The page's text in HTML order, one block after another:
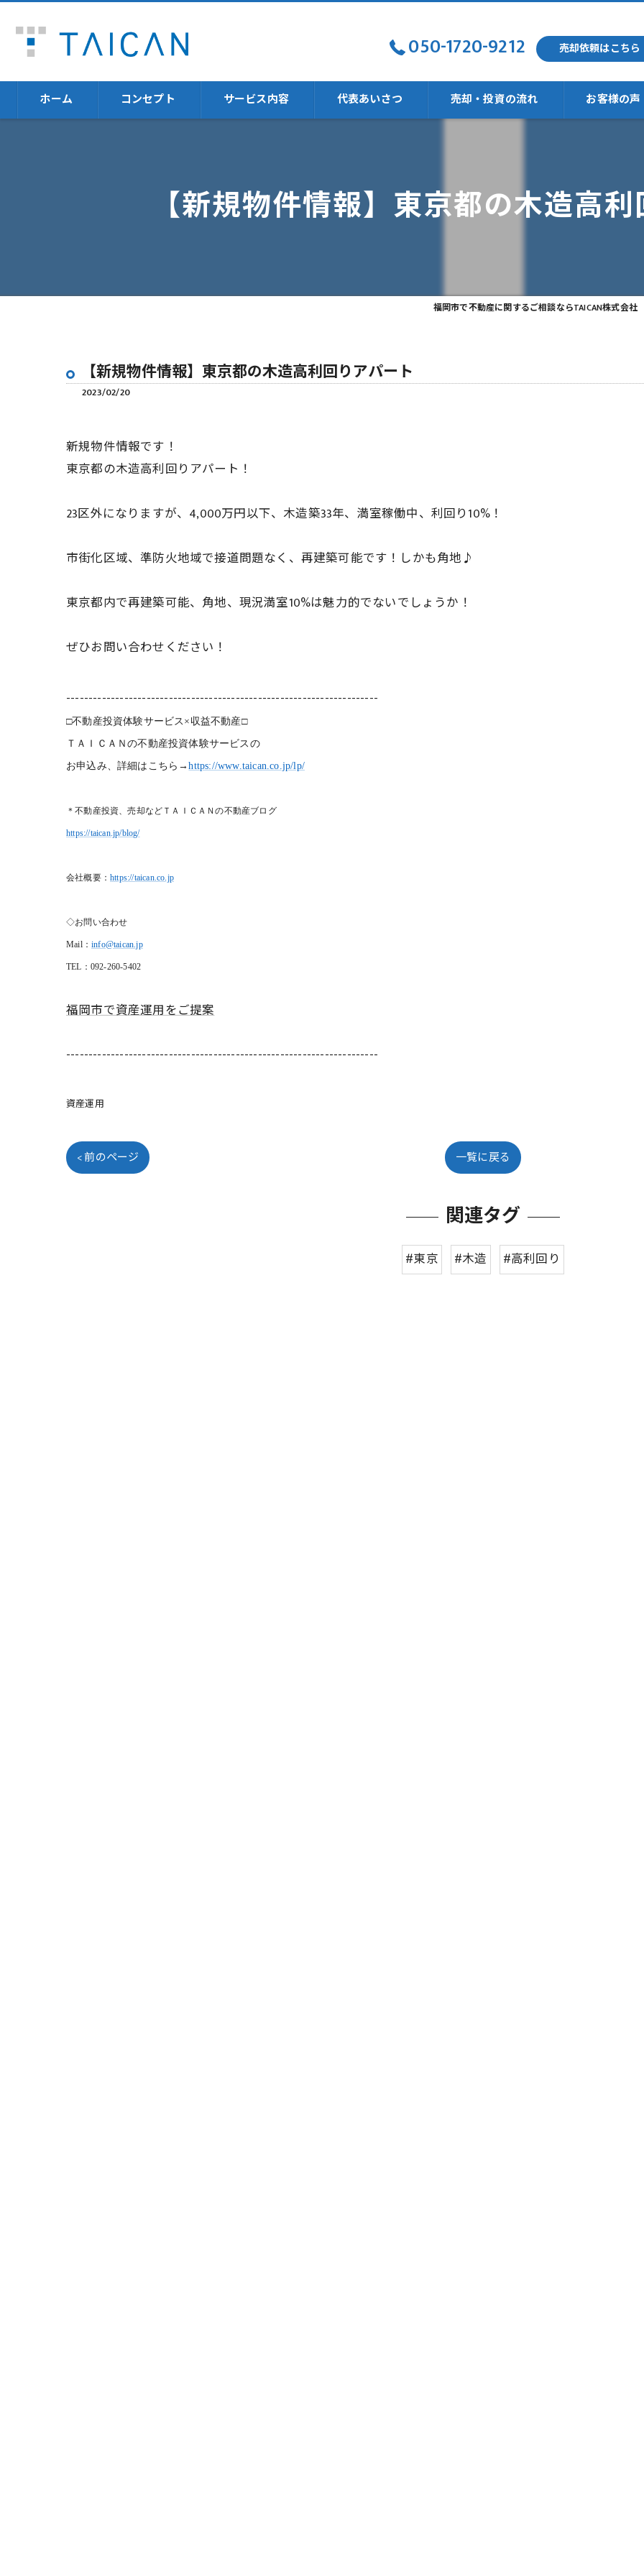
050-1720-9212 売却依頼はこちら
ホーム コンセプト サービス内容
不動産投資体験
代表あいさつ 売却・投資の流れ お客様の声
【新規物件情報】東京都の木造高
福岡市で不動産に関するご相談ならTAICAN株式会社
【新規物件情報】東京都の木造高利回りアパート
2023/02/20
新規物件情報です！
東京都の木造高利回りアパート！
23区外になりますが、4,000万円以下、木造築33年、満室稼働中、利回り10%！
市街化区域、準防火地域で接道問題なく、再建築可能です！しかも角地♪
東京都内で再建築可能、角地、現況満室10%は魅力的でないでしょうか！
ぜひお問い合わせください！
----------------------------------------------------------------------
□不動産投資体験サービス×収益不動産□
ＴＡＩＣＡＮの不動産投資体験サービスの
お申込み、詳細はこちら→https://www.taican.co.jp/lp/
＊不動産投資、売却などＴＡＩＣＡＮの不動産ブログ
https://taican.jp/blog/
会社概要： https://taican.co.jp
◇お問い合わせ
Mail：info@taican.jp
TEL ：092-260-5402
福岡市で資産運用をご提案
----------------------------------------------------------------------
資産運用
< 前のページ 一覧に戻る
関連タグ
#東京 #木造 #高利回り